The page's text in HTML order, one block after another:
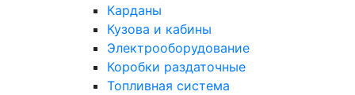
Карданы
Кузова и кабины
Электрооборудование
Коробки раздаточные
Топливная система